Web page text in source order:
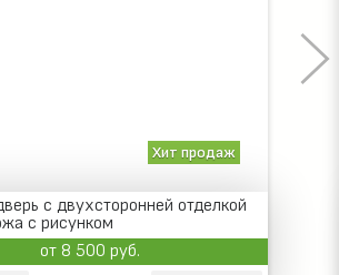
Хит продаж
с двухсторонней отделкой
с рисунком
от 8 500 руб.